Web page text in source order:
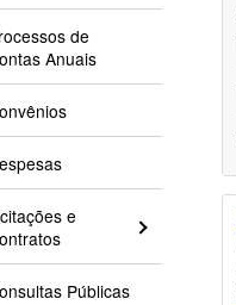
de
Anuais
e
Públicas